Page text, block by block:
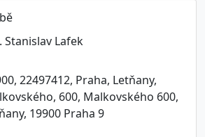
Stanislav Lafek
22497412, Praha, Letňany,
600, Malkovského 600,
19900 Praha 9